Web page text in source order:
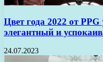
Цвет года 2022 от PPG
элегантный и
24.07.2023